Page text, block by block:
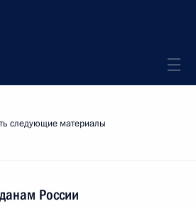
следующие материалы
России